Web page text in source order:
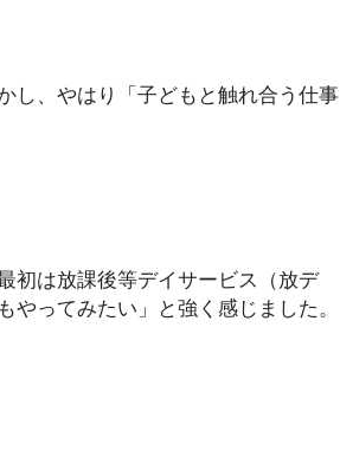
し、やはり「子どもと触れ合う仕事
初は放課後等デイサービス（放デ
ってみたい」と強く感じました。